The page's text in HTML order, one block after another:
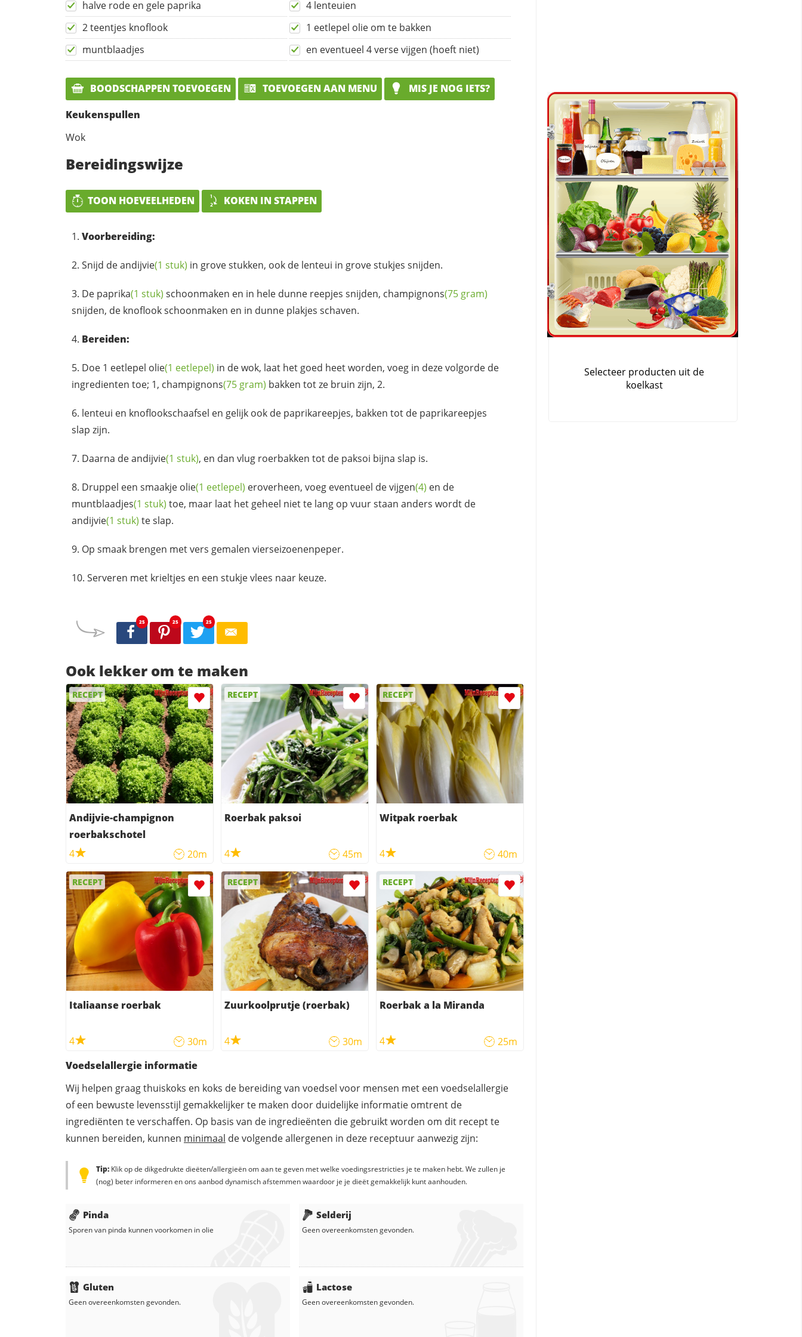
halve rode en gele paprika
4 lenteuien
2 teentjes knoflook
1 eetlepel olie om te bakken
muntblaadjes
en eventueel 4 verse vijgen (hoeft niet)
BOODSCHAPPEN TOEVOEGEN TOEVOEGEN AAN MENU
MIS JE NOG IETS?
Keukenspullen
Wok
Bereidingswijze
TOON HOEVEELHEDEN KOKEN IN STAPPEN
Voorbereiding:
Snijd deandijvie(1 stuk) in grove stukken, ook de lenteui in grove stukjes snijden.
De paprika(1 stuk) schoonmaken en in hele dunne reepjes snijden, champignons(75 gram)
snijden, de knoflook schoonmaken en in dunne plakjes schaven.
Bereiden:
Doe 1 eetlepel olie(1 eetlepel) in de wok, laat het goed heet worden, voeg in deze volgorde de
ingredienten toe; 1, champignons(75 gram) bakken tot ze bruin zijn, 2.
lenteui en knoflookschaafsel en gelijk ook de paprikareepjes, bakken tot de paprikareepjes
slap zijn.
Daarna deandijvie(1 stuk), en dan vlug roerbakken tot de paksoi bijna slap is.
Druppel een smaakje olie(1 eetlepel) eroverheen, voeg eventueel devijgen(4) en de
muntblaadjes(1 stuk) toe, maar laat het geheel niet te lang op vuur staan anders wordt de
andijvie(1 stuk) te slap.
Op smaak brengen met vers gemalen vierseizoenenpeper.
Serveren met krieltjes en een stukje vlees naar keuze.
25 25 25
Ook lekker om te maken
RECEPT
Andijvie-champignon
roerbakschotel
4
20m
RECEPT
Roerbak paksoi
4 45m
RECEPT
Witpak roerbak
4 40m
RECEPT
Italiaanse roerbak
4 30m
RECEPT
Zuurkoolprutje (roerbak)
4 30m
RECEPT
Roerbak a la Miranda
4
25m
Voedselallergie informatie
Wij helpen graag thuiskoks en koks de bereiding van voedsel voor mensen met een voedselallergie
of een bewuste levensstijl gemakkelijker te maken door duidelijke informatie omtrent de
ingrediënten te verschaffen. Op basis van de ingredieënten die gebruikt worden om dit recept te
kunnen bereiden, kunnen minimaal de volgende allergenen in deze receptuur aanwezig zijn:
Tip: Klik op de dikgedrukte dieëten/allergieën om aan te geven met welke voedingsrestricties je te maken hebt. We zullen je
(nog) beter informeren en ons aanbod dynamisch afstemmen waardoor je je dieët gemakkelijk kunt aanhouden.
Pinda
Sporen van pinda kunnen voorkomen inolie
Gluten
Geen overeenkomsten gevonden.
Selderij
Geen overeenkomsten gevonden.
Lactose
Geen overeenkomsten gevonden.